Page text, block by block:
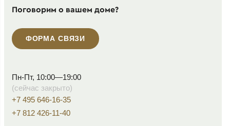
Поговорим о вашем доме?
ФОРМА СВЯЗИ
Пн-Пт, 10:00—19:00
(сейчас закрыто)
+7 495 646-16-35
+7 812 426-11-40